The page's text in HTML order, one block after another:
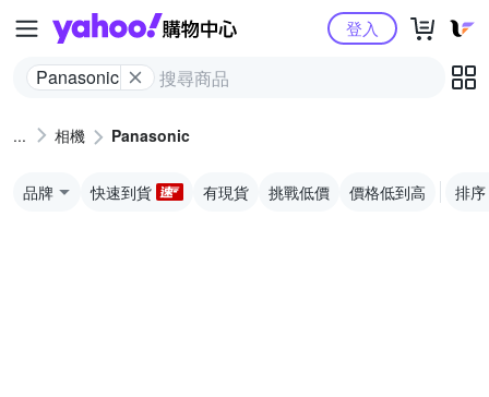
Yahoo購物中心
Panasonic
登入
相機 Panasonic
品牌 快速到貨 有現貨 挑戰低價 價格低到高 排序